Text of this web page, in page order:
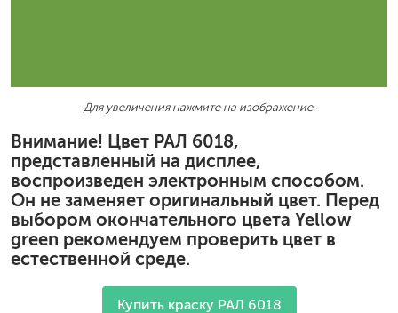
Для увеличения нажмите на изображение.
Внимание! Цвет РАЛ 6018,
представленный на дисплее,
воспроизведен электронным способом.
Он не заменяет оригинальный цвет. Перед
выбором окончательного цвета Yellow
green рекомендуем проверить цвет в
естественной среде.
Купить краску РАЛ 6018